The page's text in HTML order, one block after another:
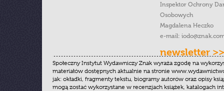
Inspektor Ochrony
Osobowych
Magdalena Heczko
e-mail:
newsletter >>
Społeczny Instytut Wydawniczy Znak wyraża zgodę na
materiałów dostępnych aktualnie na stronie
jak: okładki, fragmenty tekstu, biogramy autorów oraz opisy
mogą zostać wykorzystane w recenzjach książek, katalogach